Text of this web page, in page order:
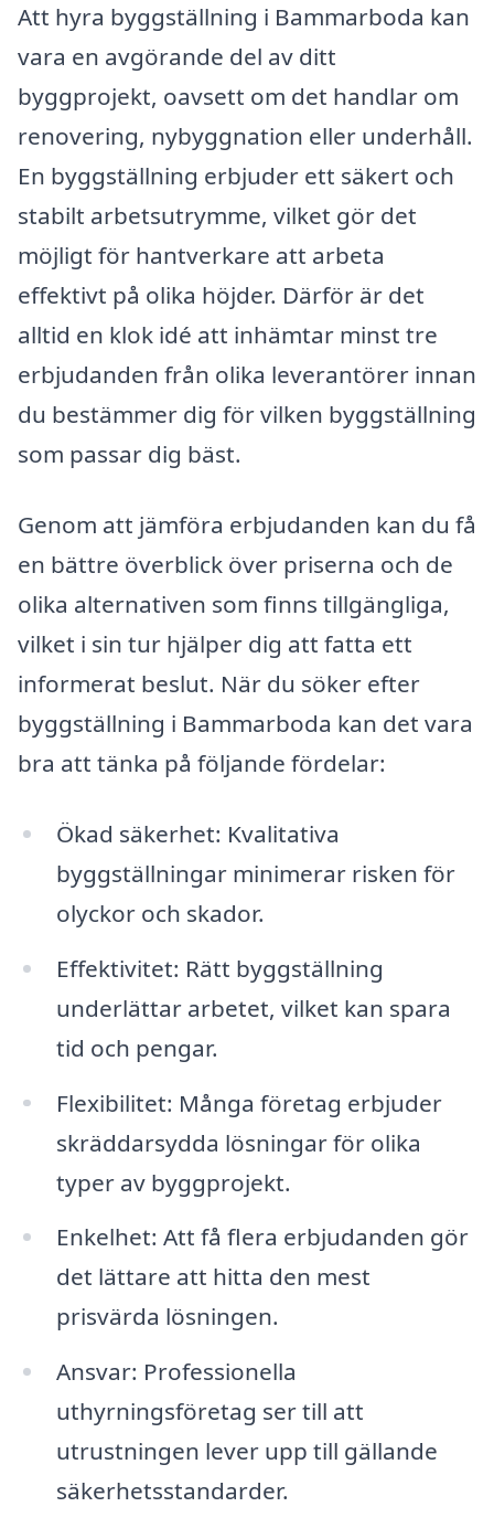
Att hyra byggställning i Bammarboda kan
vara en avgörande del av ditt
byggprojekt, oavsett om det handlar om
renovering, nybyggnation eller underhåll.
En byggställning erbjuder ett säkert och
stabilt arbetsutrymme, vilket gör det
möjligt för hantverkare att arbeta
effektivt på olika höjder. Därför är det
alltid en klok idé att inhämtar minst tre
erbjudanden från olika leverantörer innan
du bestämmer dig för vilken byggställning
som passar dig bäst.
Genom att jämföra erbjudanden kan du få
en bättre överblick över priserna och de
olika alternativen som finns tillgängliga,
vilket i sin tur hjälper dig att fatta ett
informerat beslut. När du söker efter
byggställning i Bammarboda kan det vara
bra att tänka på följande fördelar:
Ökad säkerhet: Kvalitativa
byggställningar minimerar risken för
olyckor och skador.
Effektivitet: Rätt byggställning
underlättar arbetet, vilket kan spara
tid och pengar.
Flexibilitet: Många företag erbjuder
skräddarsydda lösningar för olika
typer av byggprojekt.
Enkelhet: Att få flera erbjudanden gör
det lättare att hitta den mest
prisvärda lösningen.
Ansvar: Professionella
uthyrningsföretag ser till att
utrustningen lever upp till gällande
säkerhetsstandarder.